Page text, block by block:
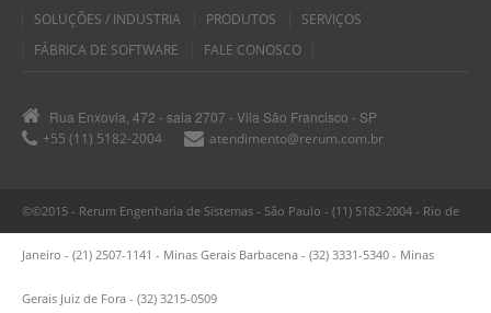
SOLUÇÕES / INDUSTRIA
PRODUTOS
SERVIÇOS
FÁBRICA DE SOFTWARE
FALE CONOSCO
Rua Enxovia, 472 - sala 2707 - Vila São Francisco - SP
+55 (11) 5182-2004
atendimento@rerum.com.br
©©2015 - Rerum Engenharia de Sistemas - São Paulo - (11) 5182-2004 - Rio de
Janeiro - (21) 2507-1141 - Minas Gerais Barbacena - (32) 3331-5340 - Minas
Gerais Juiz de Fora - (32) 3215-0509